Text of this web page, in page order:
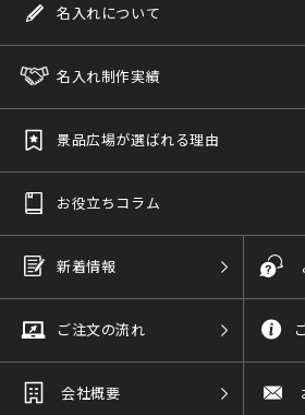
名入れについて
名入れ制作実績
景品広場が選ばれる理由
お役立ちコラム
新着情報
ご注文の流れ
会社概要